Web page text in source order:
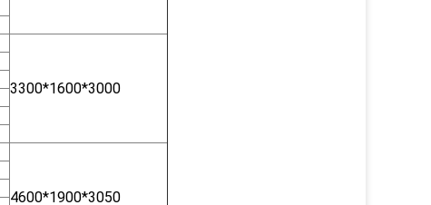
3300*1600*3000
4600*1900*3050